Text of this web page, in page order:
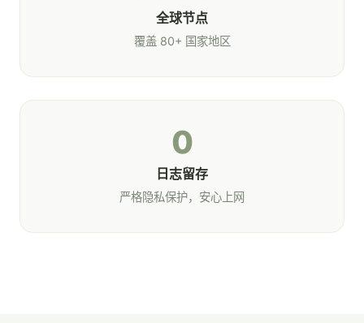
全球节点
覆盖 80+ 国家地区
0
日志留存
严格隐私保护，安心上网